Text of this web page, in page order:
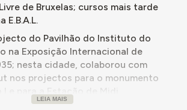
de Bruxelas; cursos mais tarde
E.B.A.L.
do Pavilhão do Instituto do
na Exposição Internacional de
nesta cidade, colaborou com
nos projectos para o monumento
LEIA MAIS